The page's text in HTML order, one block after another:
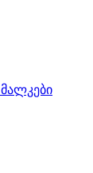
მალკები